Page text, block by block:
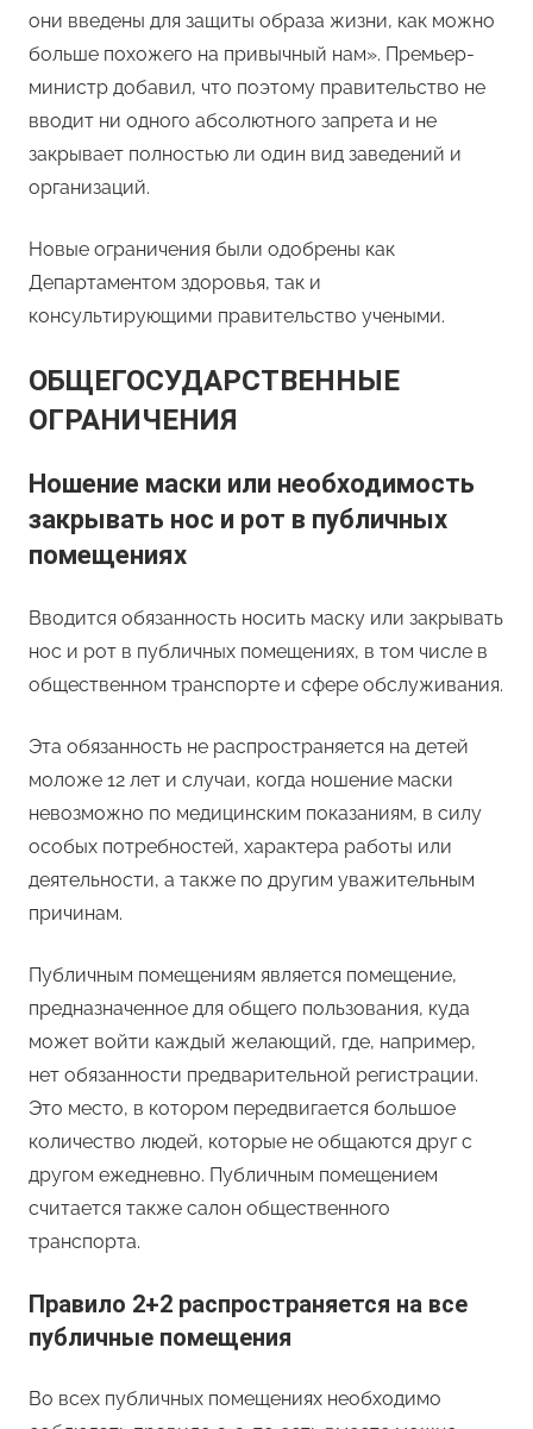
они введены для защиты образа жизни, как можно
больше похожего на привычный нам». Премьер-
министр добавил, что поэтому правительство не
вводит ни одного абсолютного запрета и не
закрывает полностью ли один вид заведений и
организаций.
Новые ограничения были одобрены как
Департаментом здоровья, так и
консультирующими правительство учеными.
ОБЩЕГОСУДАРСТВЕННЫЕ
ОГРАНИЧЕНИЯ
Ношение маски или необходимость
закрывать нос и рот в публичных
помещениях
Вводится обязанность носить маску или закрывать
нос и рот в публичных помещениях, в том числе в
общественном транспорте и сфере обслуживания.
Эта обязанность не распространяется на детей
моложе 12 лет и случаи, когда ношение маски
невозможно по медицинским показаниям, в силу
особых потребностей, характера работы или
деятельности, а также по другим уважительным
причинам.
Публичным помещениям является помещение,
предназначенное для общего пользования, куда
может войти каждый желающий, где, например,
нет обязанности предварительной регистрации.
Это место, в котором передвигается большое
количество людей, которые не общаются друг с
другом ежедневно. Публичным помещением
считается также салон общественного
транспорта.
Правило 2+2 распространяется на все
публичные помещения
Во всех публичных помещениях необходимо